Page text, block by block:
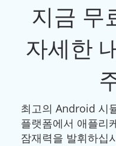
지금 무
자세한
최고의 Android 시
플랫폼에서 애플리
잠재력을 발휘하십